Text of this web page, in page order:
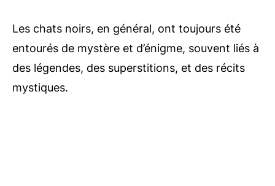
Les chats noirs, en général, ont toujours été
entourés de mystère et d’énigme, souvent liés à
des légendes, des superstitions, et des récits
mystiques.